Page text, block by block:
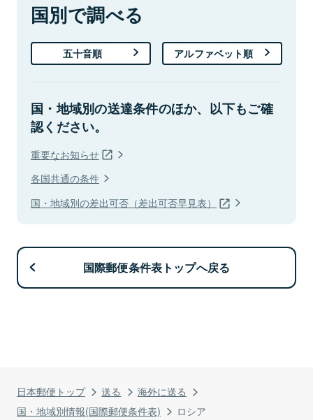
日本郵便トップ 送る
海外に送る
国・地域別情報(国際郵便条件表)
ロシア
国別で調べる
五十音順 アルファベット順
国・地域別の送達条件のほか、以下もご確
認ください。
重要なお知らせ
各国共通の条件
国・地域別の差出可否（差出可否早見表）
国際郵便条件表トップへ戻る